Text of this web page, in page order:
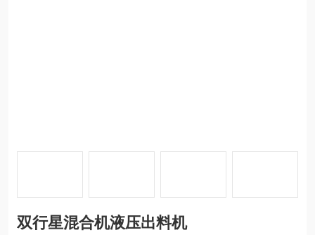
双行星混合机液压出料机